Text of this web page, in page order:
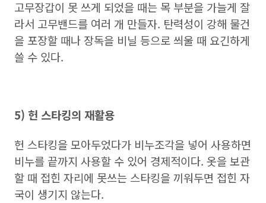
고무장갑이 못 쓰게 되었을 때는 목 부분을 가늘게 잘
라서 고무밴드를 여러 개 만들자. 탄력성이 강해 물건
을 포장할 때나 장독을 비닐 등으로 씌울 때 요긴하게
쓸 수 있다.
5) 헌 스타킹의 재활용
헌 스타킹을 모아두었다가 비누조각을 넣어 사용하면
비누를 끝까지 사용할 수 있어 경제적이다. 옷을 보관
할 때 접힌 자리에 못쓰는 스타킹을 끼워두면 접힌 자
국이 생기지 않는다.